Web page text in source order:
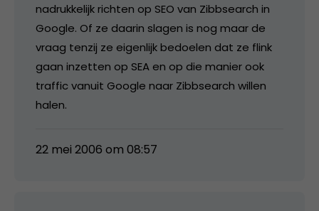
nadrukkelijk richten op SEO van Zibbsearch in
Google. Of ze daarin slagen is nog maar de
vraag tenzij ze eigenlijk bedoelen dat ze flink
gaan inzetten op SEA en op die manier ook
traffic vanuit Google naar Zibbsearch willen
halen.
22 mei 2006 om 08:57